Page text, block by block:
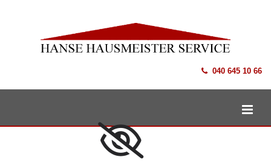
 040 645 10 66